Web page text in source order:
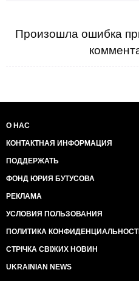
Произошла ошибка
О НАС
КОНТАКТНАЯ ИНФОРМАЦИЯ
ПОДДЕРЖАТЬ
ФОНД ЮРИЯ БУТУСОВА
РЕКЛАМА
УСЛОВИЯ ПОЛЬЗОВАНИЯ
ПОЛИТИКА
СТРІЧКА СВІЖИХ НОВИН
UKRAINIAN NEWS